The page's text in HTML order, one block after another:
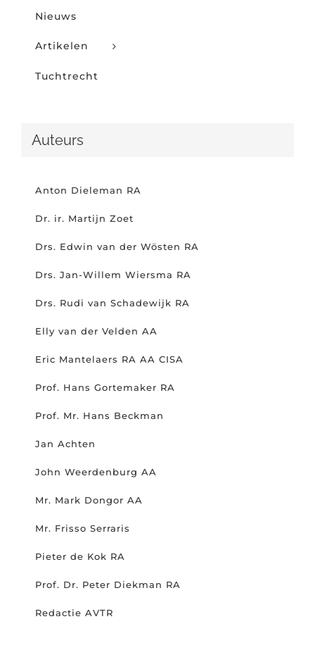
Nieuws
Artikelen
Tuchtrecht
Auteurs
Anton Dieleman RA
Dr. ir. Martijn Zoet
Drs. Edwin van der Wösten RA
Drs. Jan-Willem Wiersma RA
Drs. Rudi van Schadewijk RA
Elly van der Velden AA
Eric Mantelaers RA AA CISA
Prof. Hans Gortemaker RA
Prof. Mr. Hans Beckman
Jan Achten
John Weerdenburg AA
Mr. Mark Dongor AA
Mr. Frisso Serraris
Pieter de Kok RA
Prof. Dr. Peter Diekman RA
Redactie AVTR